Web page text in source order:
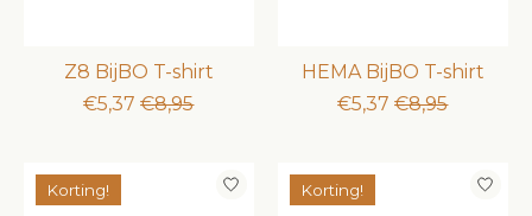
Z8 BijBO T-shirt
€5,37 €8,95
HEMA BijBO T-shirt
€5,37 €8,95
Korting! Korting!